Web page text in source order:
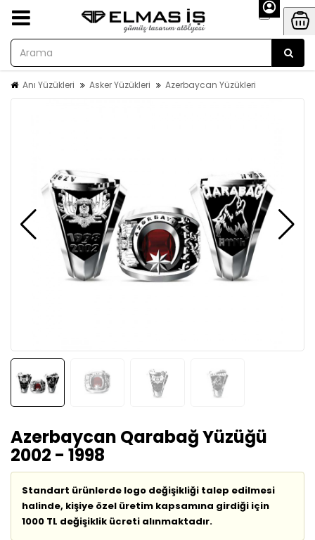
Anı Yüzükleri Asker Yüzükleri Azerbaycan Yüzükleri
Azerbaycan Qarabağ Yüzüğü
2002 - 1998
Standart ürünlerde logo değişikliği talep edilmesi
halinde, kişiye özel üretim kapsamına girdiği için
1000 TL değişiklik ücreti alınmaktadır.